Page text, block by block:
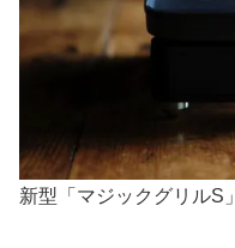
新型「マジックグリルS」